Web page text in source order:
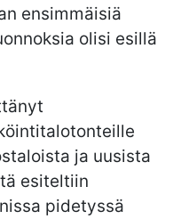
ensimmäisiä
olisi esillä
ja uusista
esiteltiin
pidetyssä